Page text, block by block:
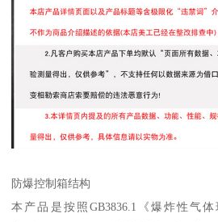
防爆控制箱结构
本产品是按照GB3836.1《爆炸性气